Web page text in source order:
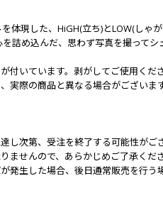
体現した、HiGH(立ち)とLOW(しゃ
詰め込んだ、思わず写真を撮って
付いています。剥がしてご使用くださ
実際の商品と異なる場合がございま
し次第、受注を終了する可能性がござ
ませんので、あらかじめご了承くださ
発生した場合、後日通常販売を行う